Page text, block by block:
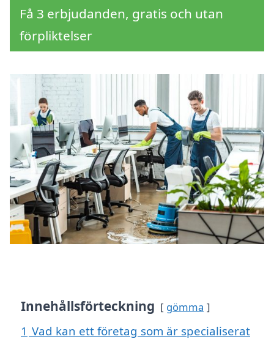
Få 3 erbjudanden, gratis och utan
förpliktelser
Innehållsförteckning gömma
1 Vad kan ett företag som är specialiserat